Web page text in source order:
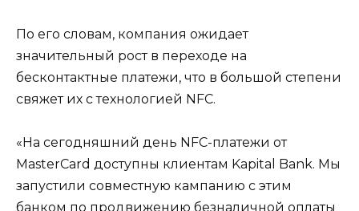
По его словам, компания ожидает
значительный рост в переходе на
бесконтактные платежи, что в большой степени
свяжет их с технологией NFC.
«На сегодняшний день NFC-платежи от
MasterCard доступны клиентам Kapital Bank. Мы
запустили совместную кампанию с этим
банком по продвижению безналичной оплаты